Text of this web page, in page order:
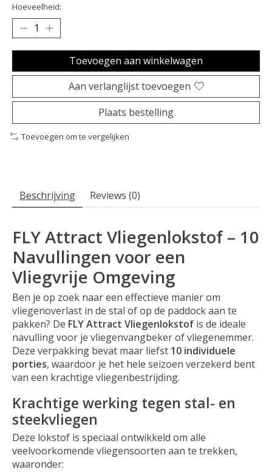
Hoeveelheid:
Toevoegen aan winkelwagen
Aan verlanglijst toevoegen
Plaats bestelling
Toevoegen om te vergelijken
Beschrijving Reviews (0)
FLY Attract Vliegenlokstof – 10
Navullingen voor een
Vliegvrije Omgeving
Ben je op zoek naar een effectieve manier om
vliegenoverlast in de stal of op de paddock aan te
pakken? De FLY Attract Vliegenlokstof is de ideale
navulling voor je vliegenvangbeker of vliegenemmer.
Deze verpakking bevat maar liefst 10 individuele
porties, waardoor je het hele seizoen verzekerd bent
van een krachtige vliegenbestrijding.
Krachtige werking tegen stal- en
steekvliegen
Deze lokstof is speciaal ontwikkeld om alle
veelvoorkomende vliegensoorten aan te trekken,
waaronder: